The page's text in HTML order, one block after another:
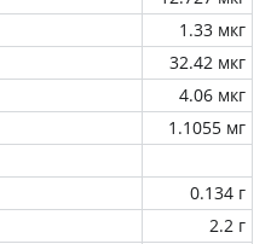
1.33 мкг
32.42 мкг
4.06 мкг
1.1055 мг
0.134 г
2.2 г